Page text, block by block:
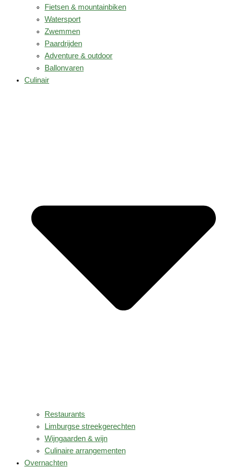
Fietsen & mountainbiken
Watersport
Zwemmen
Paardrijden
Adventure & outdoor
Ballonvaren
Culinair
Restaurants
Limburgse streekgerechten
Wijngaarden & wijn
Culinaire arrangementen
Overnachten